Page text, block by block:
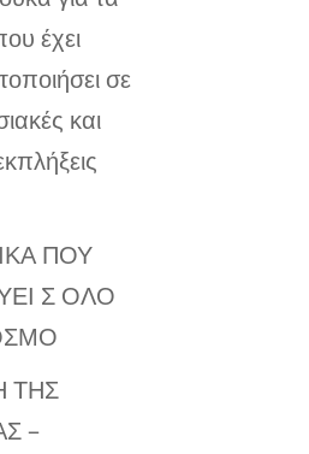
έχει
σε
και
ΠΟΥ
Σ ΟΛΟ
ΤΗΣ
–